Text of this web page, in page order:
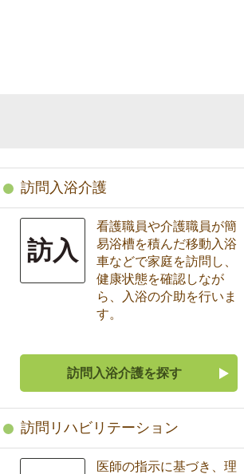
訪問入浴介護
訪入
看護職員や介護職員が簡
易浴槽を積んだ移動入浴
車などで家庭を訪問し、
健康状態を確認しなが
ら、入浴の介助を行いま
す。
訪問入浴介護を探す
訪問リハビリテーション
医師の指示に基づき、理